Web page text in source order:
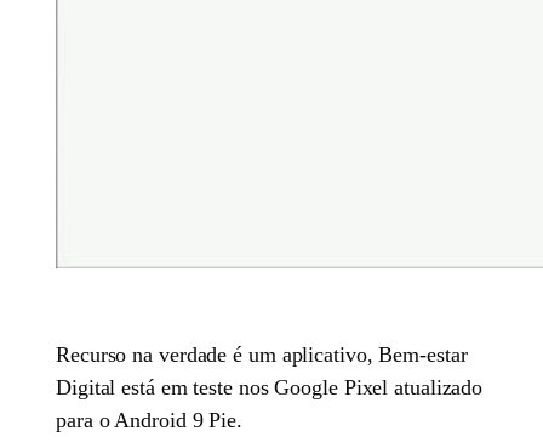
Recurso na verdade é um aplicativo, Bem-estar
Digital está em teste nos Google Pixel atualizado
para o Android 9 Pie.